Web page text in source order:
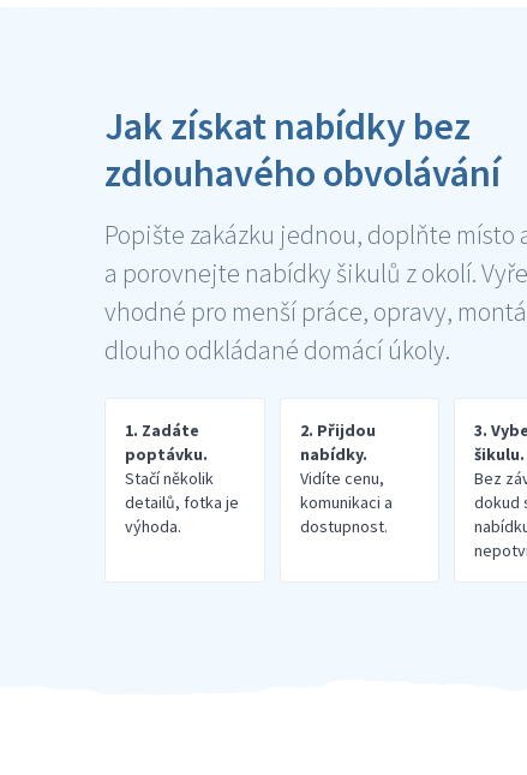
Jak získat nabídky bez
zdlouhavého obvolávání
Popište zakázku jednou, doplňte místo
a porovnejte nabídky šikulů z okolí.
vhodné pro menší práce, opravy,
dlouho odkládané domácí úkoly.
1. Zadáte
poptávku.
Stačí několik
detailů, fotka je
výhoda.
2. Přijdou
nabídky.
Vidíte cenu,
komunikaci a
dostupnost.
3.
šikulu.
Bez
dokud